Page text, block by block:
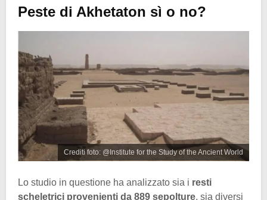
Peste di Akhetaton sì o no?
Crediti foto: @Institute for the Study of the Ancient World
Lo studio in questione ha analizzato sia i resti
scheletrici provenienti da 889 sepolture, sia diversi